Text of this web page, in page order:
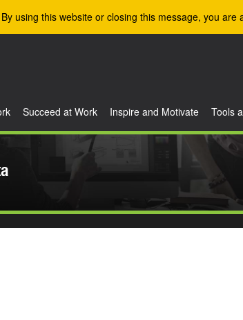
using this website or closing this message, you are
Succeed at Work Inspire and Motivate Tools